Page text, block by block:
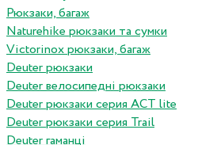
Рюкзаки, багаж
Naturehike рюкзаки та сумки
Victorinox рюкзаки, багаж
Deuter рюкзаки
Deuter велосипедні рюкзаки
Deuter рюкзаки серия ACT lite
Deuter рюкзаки серия Trail
Deuter гаманці